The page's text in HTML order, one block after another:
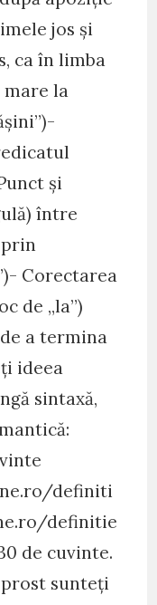
jos și
ca în limba
mare la
și
între
Corectarea
de „la”)
a termina
ideea
sintaxă,
definiti
definitie
de cuvinte.
sunteți